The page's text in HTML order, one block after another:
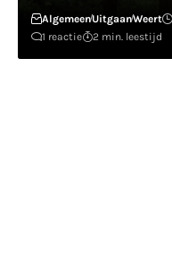
AlgemeenUitgaanWeert
1 reactie
2 min. leestijd